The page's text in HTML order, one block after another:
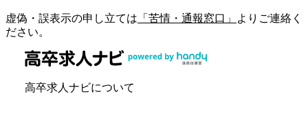
虚偽・誤表示の申し立ては 「苦情・通報窓口」
よりご連絡く
ださい。
高卒求人ナビについて